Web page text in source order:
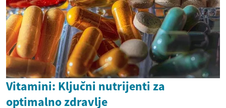
Vitamini: Ključni nutrijenti za
optimalno zdravlje